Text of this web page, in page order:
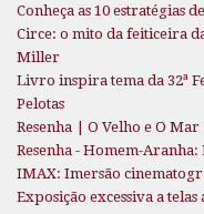
Conheça as 10 estratégias
Circe: o mito da feiticeira
Miller
Livro inspira tema da 32ª
Pelotas
Resenha | O Velho e O Mar
Resenha - Homem-Aranha:
IMAX: Imersão
Exposição excessiva a